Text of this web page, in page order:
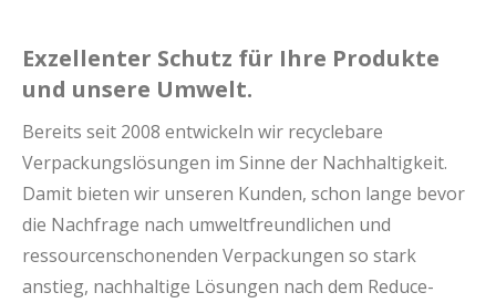
Exzellenter Schutz für Ihre Produkte
und unsere Umwelt.
Bereits seit 2008 entwickeln wir recyclebare
Verpackungslösungen im Sinne der Nachhaltigkeit.
Damit bieten wir unseren Kunden, schon lange bevor
die Nachfrage nach umweltfreundlichen und
ressourcenschonenden Verpackungen so stark
anstieg, nachhaltige Lösungen nach dem Reduce-